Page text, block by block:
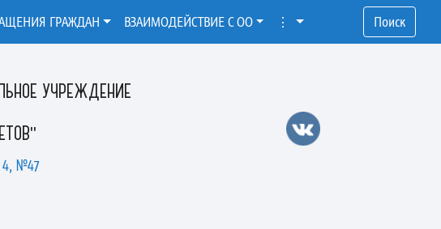
УЧРЕЖДЕНИЕ
4, №47
ГРАЖДАН ВЗАИМОДЕЙСТВИЕ С ОО ⋮ Поиск